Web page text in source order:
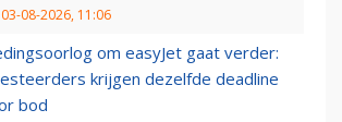
03-08-2026, 11:06
om easyJet gaat verder:
krijgen dezelfde deadline
bod